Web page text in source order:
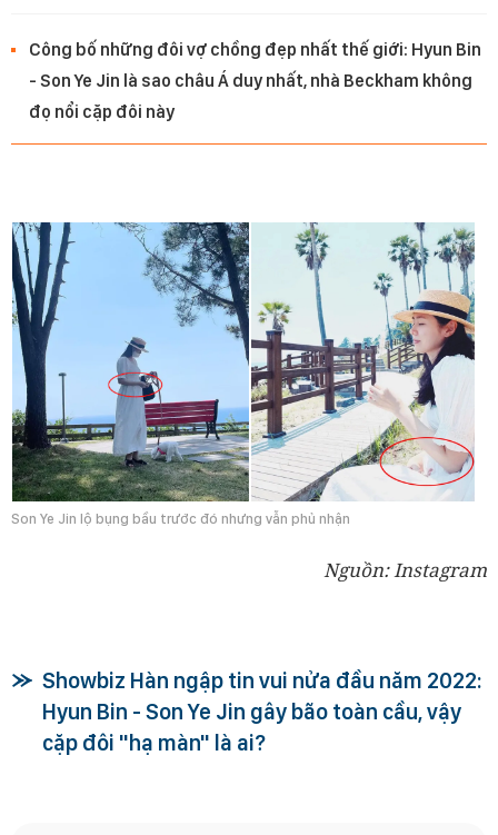
Công bố những đôi vợ chồng đẹp nhất thế giới: Hyun Bin
- Son Ye Jin là sao châu Á duy nhất, nhà Beckham không
đọ nổi cặp đôi này
Son Ye Jin lộ bụng bầu trước đó nhưng vẫn phủ nhận
Nguồn: Instagram
Showbiz Hàn ngập tin vui nửa đầu năm 2022:
Hyun Bin - Son Ye Jin gây bão toàn cầu, vậy
cặp đôi "hạ màn" là ai?